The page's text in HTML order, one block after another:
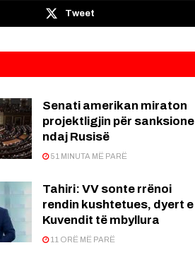
Tweet
Senati amerikan miraton
projektligjin për sanksione
ndaj Rusisë
51 MINUTA MË PARË
Tahiri: VV sonte rrënoi
rendin kushtetues, dyert e
Kuvendit të mbyllura
11 ORË MË PARË